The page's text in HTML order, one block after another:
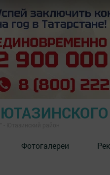
Фотогалереи